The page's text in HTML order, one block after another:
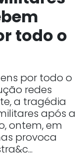
todo o
por todo o
redes
a tragédia
após a
ontem, em
provoca